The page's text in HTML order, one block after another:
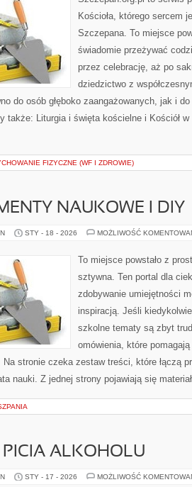
Kościoła, którego sercem
Szczepana. To miejsce
świadomie przeżywać
przez celebrację, aż po
dziedzictwo z
do osób głęboko zaangażowanych, jak i
także: Liturgia i święta kościelne i Kościół w
FIZYCZNE (WF I ZDROWIE)
NAUKOWE I DIY
STY - 18 - 2026 MOŻLIWOŚĆ
To miejsce powstało z
sztywna. Ten portal dla
zdobywanie umiejętności
inspiracją. Jeśli
szkolne tematy są zbyt
omówienia, które
Na stronie czeka zestaw treści, które łączą
nauki. Z jednej strony pojawiają się
PICIA ALKOHOLU
STY - 17 - 2026 MOŻLIWOŚĆ